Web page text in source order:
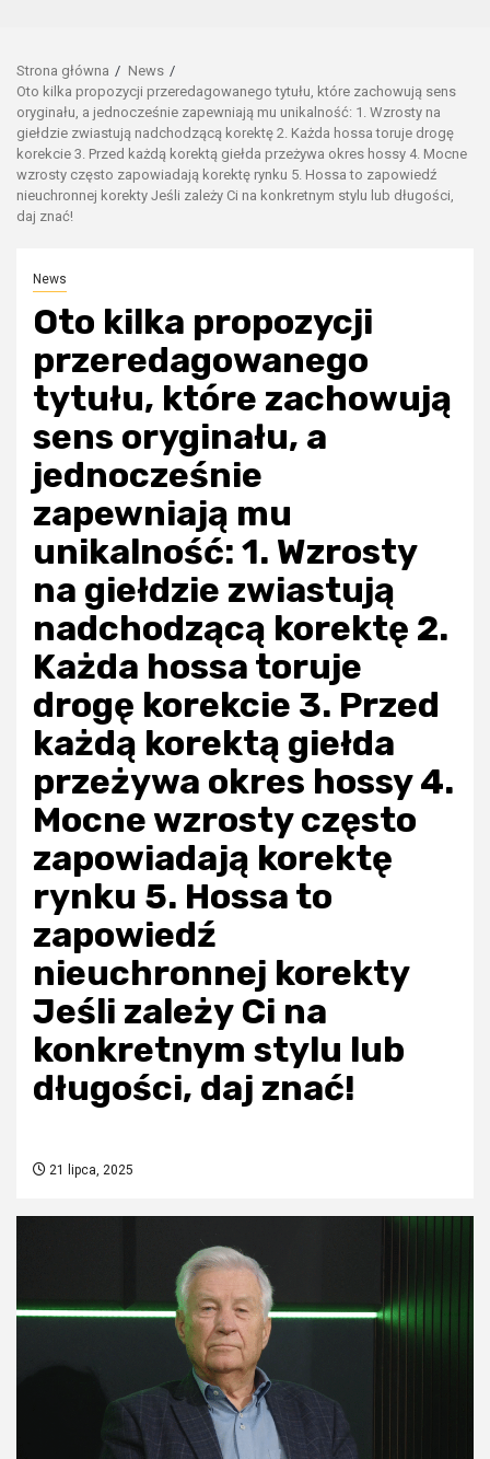
Strona główna
News
Oto kilka propozycji przeredagowanego tytułu, które zachowują sens
oryginału, a jednocześnie zapewniają mu unikalność: 1. Wzrosty na
giełdzie zwiastują nadchodzącą korektę 2. Każda hossa toruje drogę
korekcie 3. Przed każdą korektą giełda przeżywa okres hossy 4. Mocne
wzrosty często zapowiadają korektę rynku 5. Hossa to zapowiedź
nieuchronnej korekty Jeśli zależy Ci na konkretnym stylu lub długości,
daj znać!
News
Oto kilka propozycji
przeredagowanego
tytułu, które zachowują
sens oryginału, a
jednocześnie
zapewniają mu
unikalność: 1. Wzrosty
na giełdzie zwiastują
nadchodzącą korektę 2.
Każda hossa toruje
drogę korekcie 3. Przed
każdą korektą giełda
przeżywa okres hossy 4.
Mocne wzrosty często
zapowiadają korektę
rynku 5. Hossa to
zapowiedź
nieuchronnej korekty
Jeśli zależy Ci na
konkretnym stylu lub
długości, daj znać!
21 lipca, 2025